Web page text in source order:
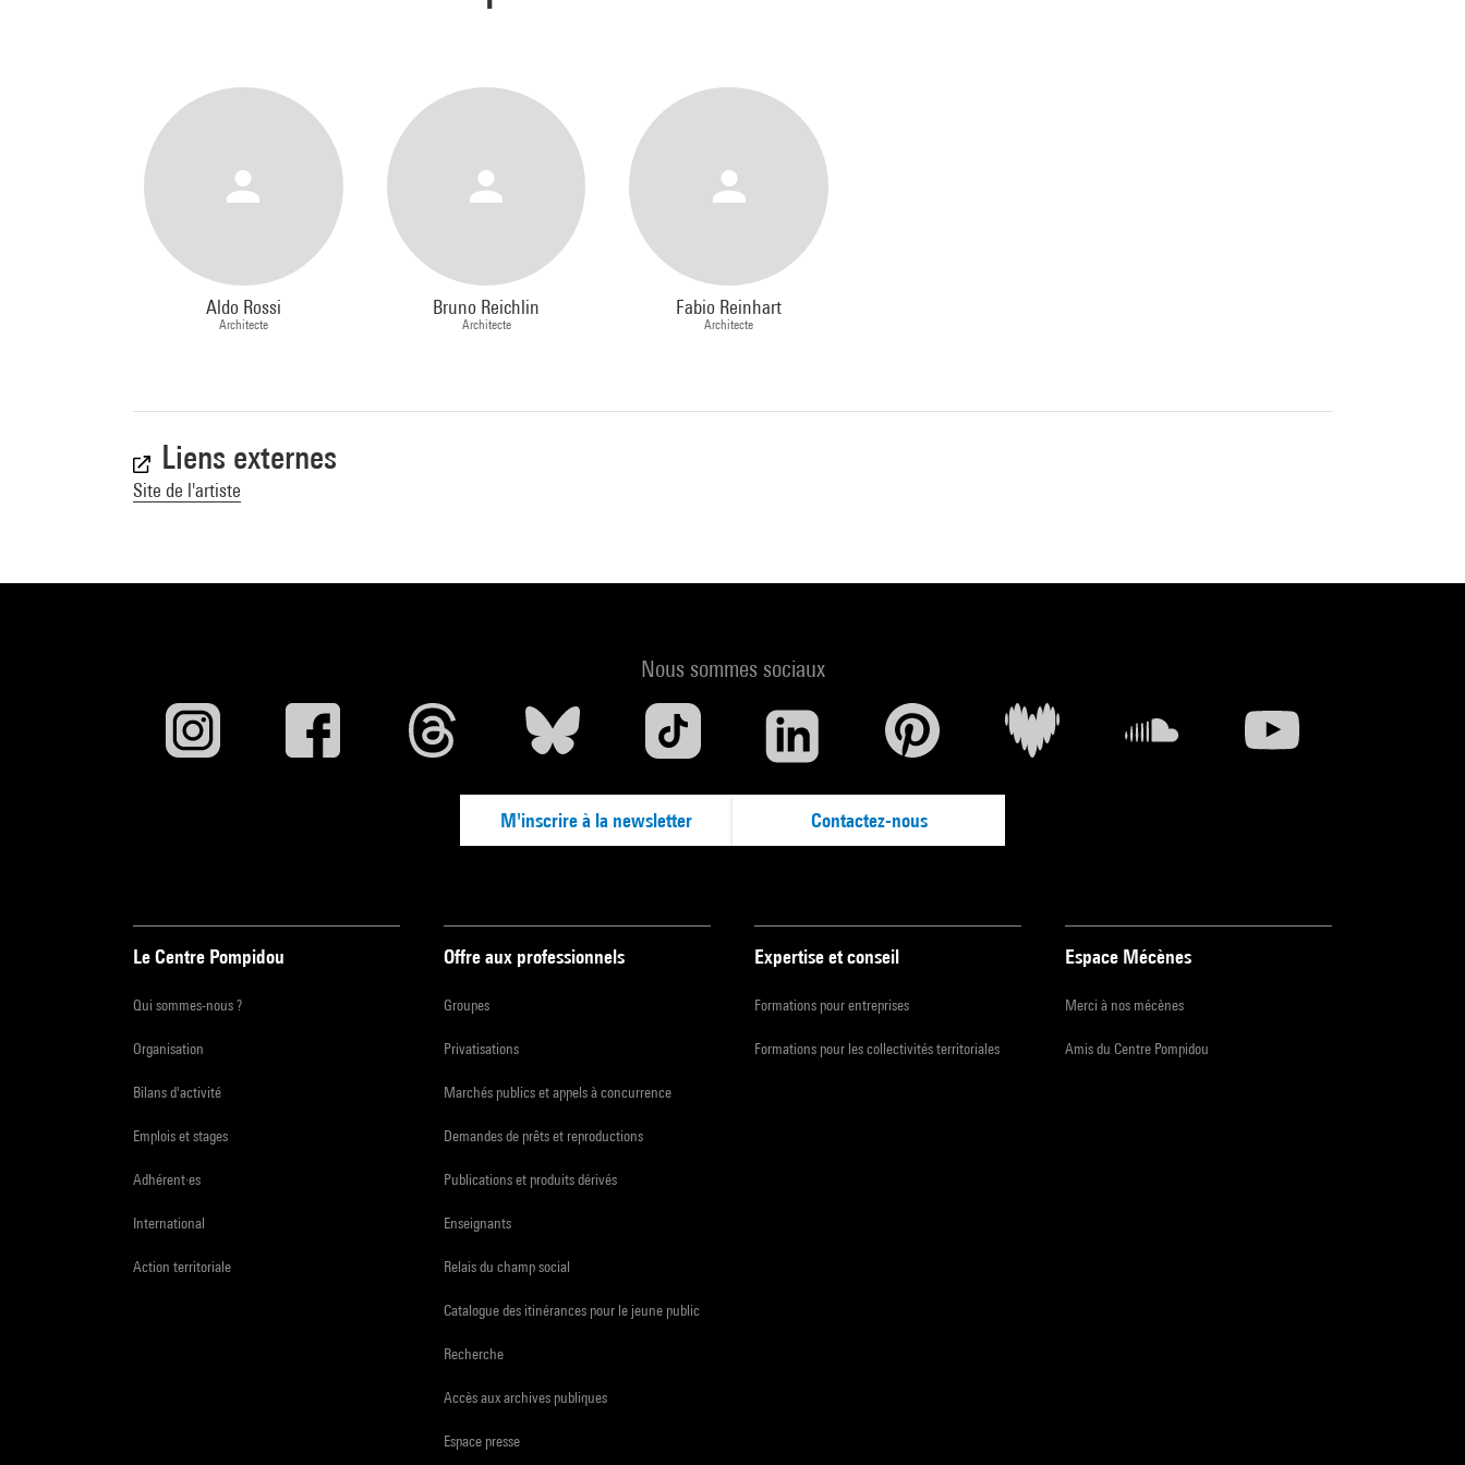
Aldo Rossi
Architecte
Bruno Reichlin
Architecte
Fabio Reinhart
Architecte
Liens externes
Site de l'artiste
Nous sommes sociaux
M'inscrire à la newsletter Contactez-nous
Le Centre Pompidou
Qui sommes-nous ?
Organisation
Bilans d'activité
Emplois et stages
Adhérent·es
International
Action territoriale
Offre aux professionnels
Groupes
Privatisations
Marchés publics et appels à concurrence
Demandes de prêts et reproductions
Publications et produits dérivés
Enseignants
Relais du champ social
Catalogue des itinérances pour le jeune public
Recherche
Accès aux archives publiques
Espace presse
Expertise et conseil
Formations pour entreprises
Formations pour les collectivités territoriales
Espace Mécènes
Merci à nos mécènes
Amis du Centre Pompidou